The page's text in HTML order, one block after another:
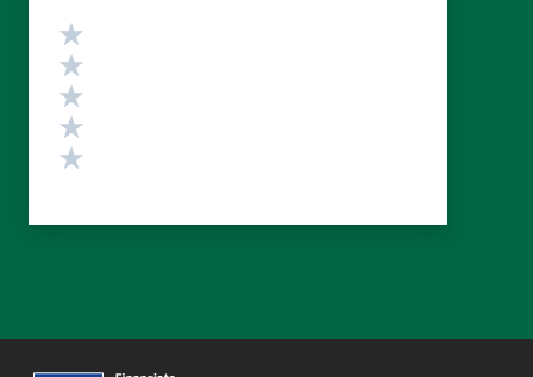
Valutazione